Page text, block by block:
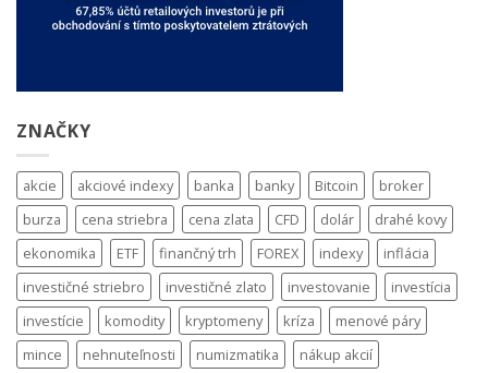
ZNAČKY
akcie akciové indexy banka banky Bitcoin
broker
burza
cena striebra cena zlata CFD dolár
drahé kovy
ekonomika
ETF finančný trh FOREX indexy
inflácia
investičné striebro
investičné zlato investovanie
investícia
investície
komodity kryptomeny kríza
menové páry
mince
nehnuteľnosti numizmatika
nákup akcií